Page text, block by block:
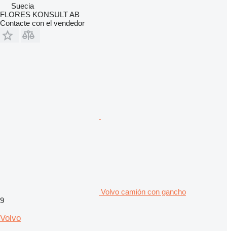
Suecia
FLORES KONSULT AB
Contacte con el vendedor
Volvo camión con gancho
9
Volvo